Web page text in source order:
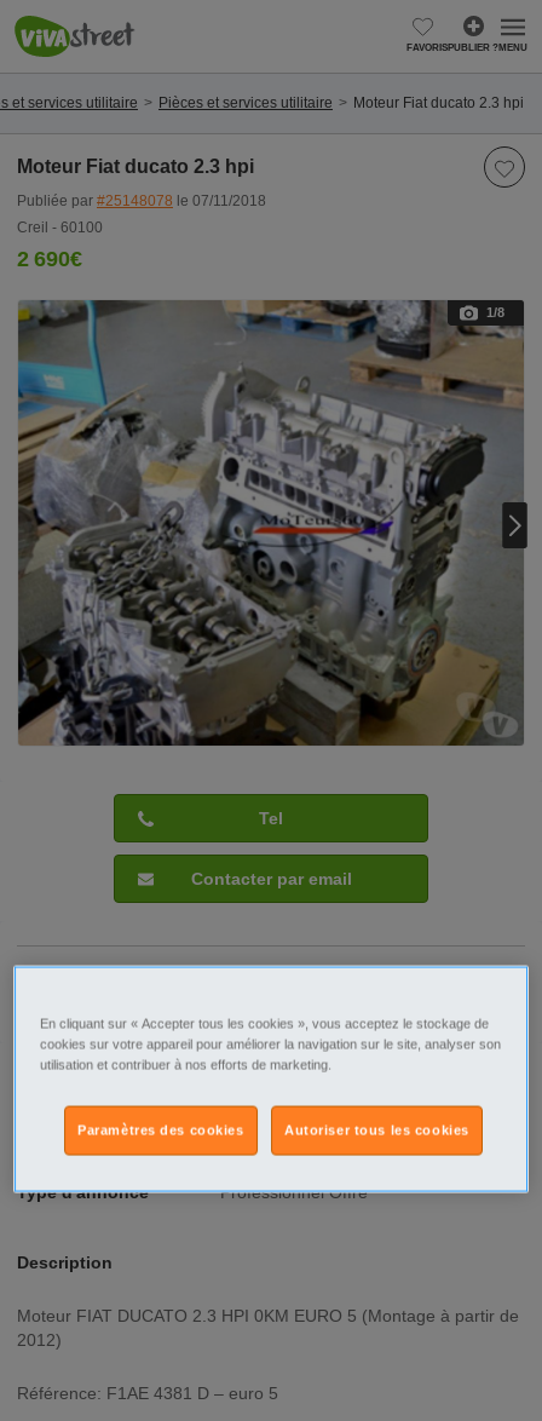
FAVORISPUBLIER ?MENU
et services utilitaire Pièces et services utilitaire Moteur Fiat ducato 2.3 hpi
Moteur Fiat ducato 2.3 hpi
Publiée par #25148078 le 07/11/2018
Creil - 60100
2 690€
1/8
Prix
2 690€
Ville/Code postal
Picardie
Oise
Creil - 60100
Type d'annonce Professionnel Offre
Description
Moteur FIAT DUCATO 2.3 HPI 0KM EURO 5 (Montage à partir de
2012)
Référence: F1AE 4381 D – euro 5
Tel
Contacter par email
En cliquant sur « Accepter tous les cookies », vous acceptez le stockage de
cookies sur votre appareil pour améliorer la navigation sur le site, analyser son
utilisation et contribuer à nos efforts de marketing.
Autoriser tous les cookies
Paramètres des cookies